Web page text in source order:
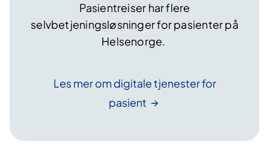
Pasientreiser har flere
selvbetjeningsløsninger for pasienter på
Helsenorge.
Les mer om digitale tjenester for
pasient